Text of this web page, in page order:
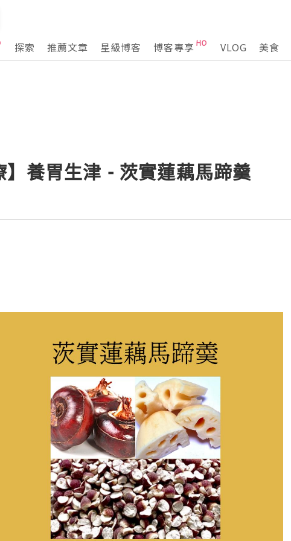
探索
推薦文章 星級博客 博客專享 VLOG 美食
養胃生津 - 茨實蓮藕馬蹄羹